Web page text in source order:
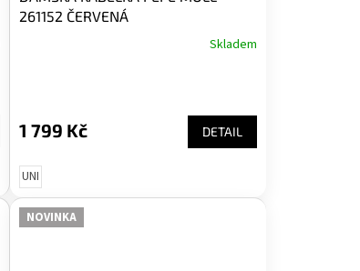
261152 ČERVENÁ
Skladem
1 799 Kč DETAIL
UNI
NOVINKA